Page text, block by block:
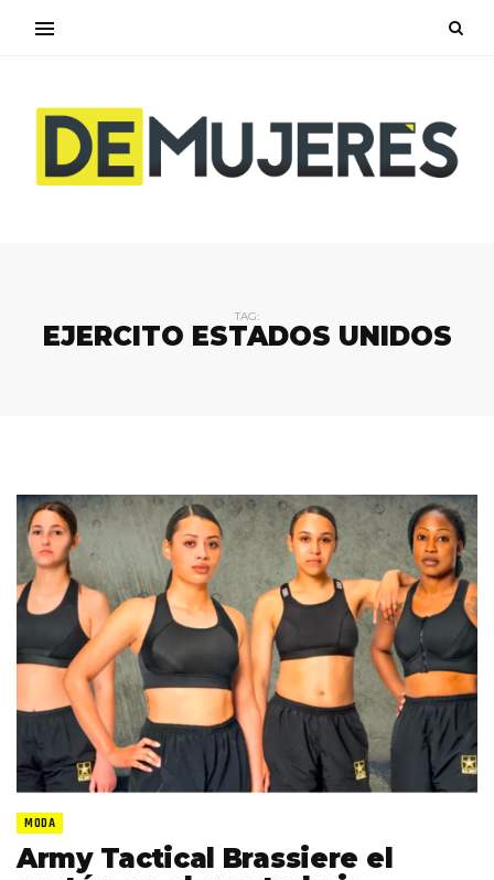
TAG:
EJERCITO ESTADOS UNIDOS
MODA
Army Tactical Brassiere el